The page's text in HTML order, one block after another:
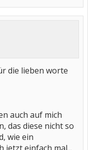
die lieben worte
auch auf mich
das diese nicht so
wie ein